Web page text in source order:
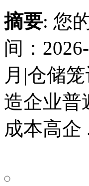
摘要: 您
间：
月|仓储
造企业普
成本高企